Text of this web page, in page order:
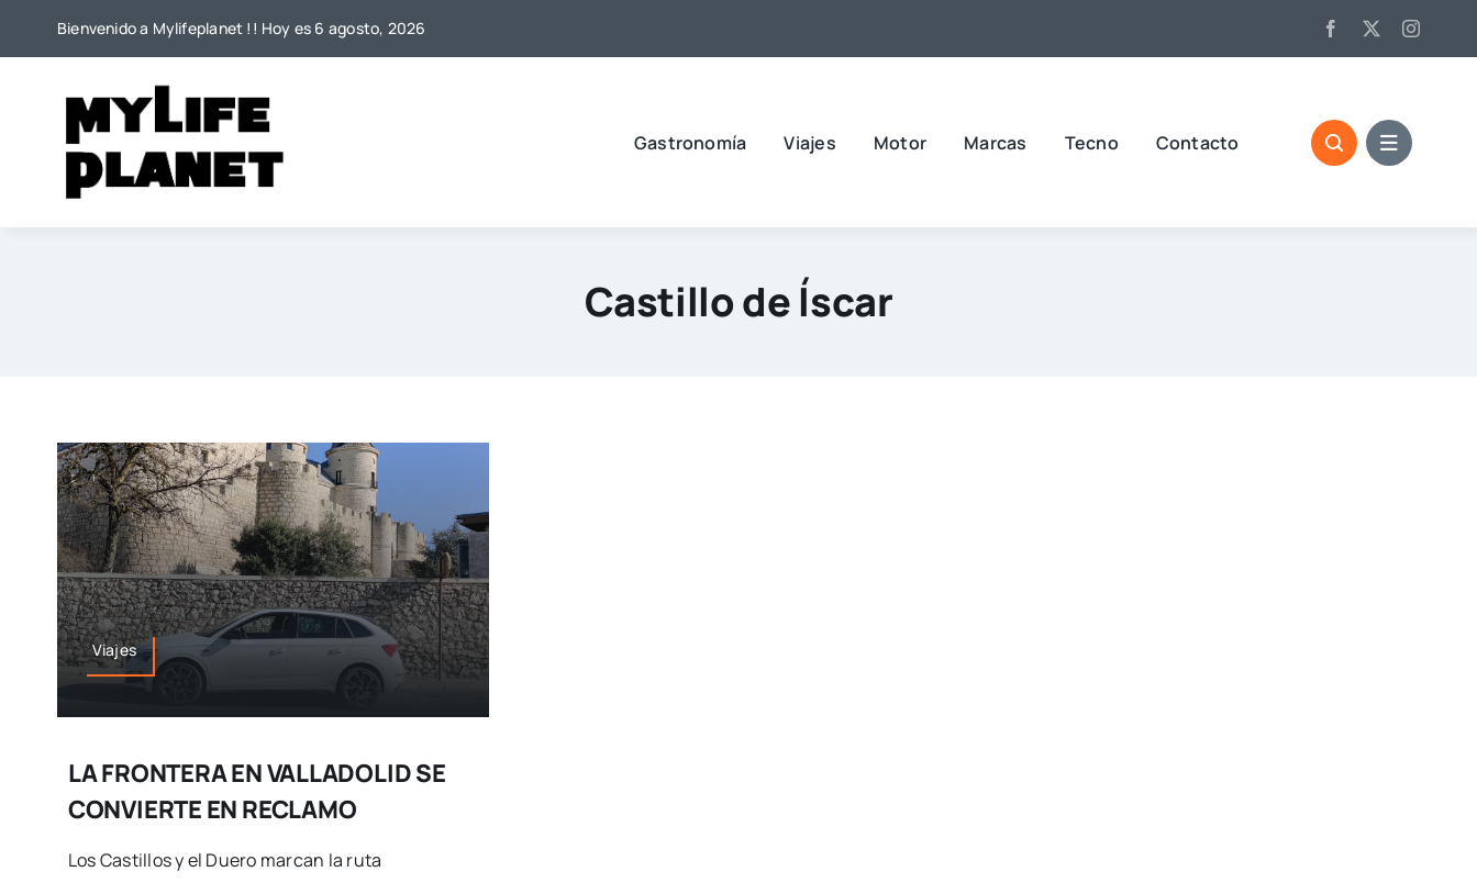
Bienvenido a Mylifeplanet !! Hoy es 6 agosto, 2026
Gastronomía Viajes Motor Marcas Tecno Contacto
Castillo de Íscar
Viajes
LA FRONTERA EN VALLADOLID SE
CONVIERTE EN RECLAMO
Los Castillos y el Duero marcan la ruta